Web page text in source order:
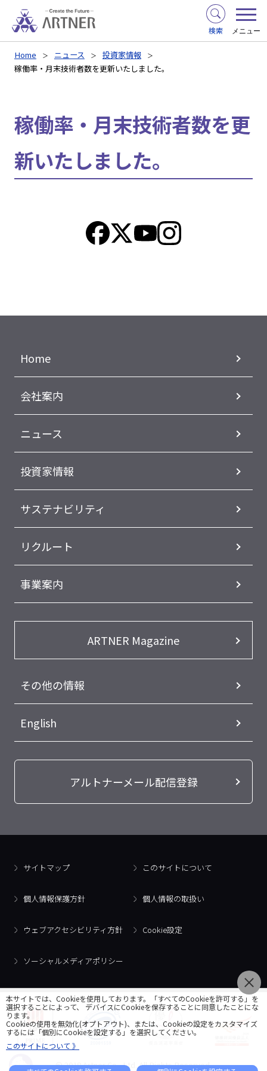
検索 メニュー
Home ニュース
投資家情報
稼働率・月末技術者数を更新いたしました。
稼働率・月末技術者数を更
新いたしました。
Home
会社案内
ニュース
投資家情報
サステナビリティ
リクルート
事業案内
ARTNER Magazine
その他の情報
English
アルトナーメール配信登録
サイトマップ このサイトについて
個人情報保護方針 個人情報の取扱い
ウェブアクセシビリティ方針 Cookie設定
ソーシャルメディアポリシー
© 2018 Artner Co., Ltd. All Rights Reserved.
本サイトでは、Cookieを使用しております。「すべてのCookieを許可する」を
選択することによって、 デバイスにCookieを保存することに同意したことにな
ります。
Cookieの使用を無効化(オプトアウト)、または、Cookieの設定をカスタマイズ
するには「個別にCookieを設定する」を選択してください。
このサイトについて 》